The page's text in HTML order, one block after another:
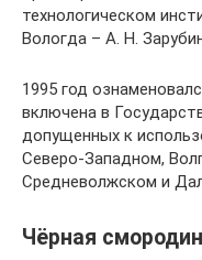
технологическом
Вологда – А. Н.
1995 год
включена в
допущенных к
Северо-Западном,
Средневолжском и
Чёрная